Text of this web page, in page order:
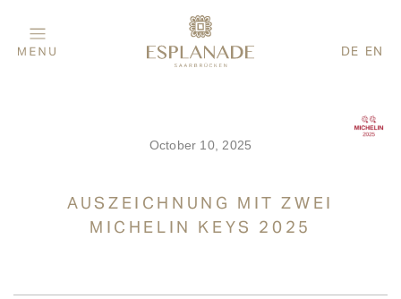
DE EN
October 10, 2025
AUSZEICHNUNG MIT ZWEI
MICHELIN KEYS 2025